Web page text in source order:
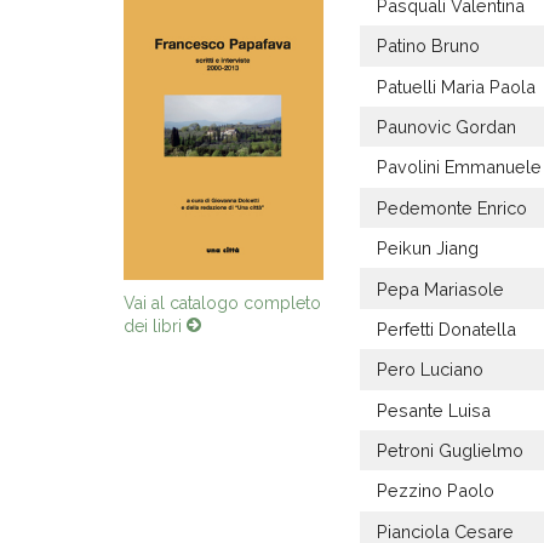
Vai al catalogo completo
dei libri
Pasquali Valentina
Patino Bruno
Patuelli Maria Paola
Paunovic Gordan
Pavolini Emmanuele
Pedemonte Enrico
Peikun Jiang
Pepa Mariasole
Perfetti Donatella
Pero Luciano
Pesante Luisa
Petroni Guglielmo
Pezzino Paolo
Pianciola Cesare